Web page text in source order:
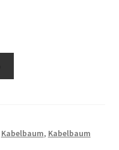
Kabelbaum, Kabelbaum